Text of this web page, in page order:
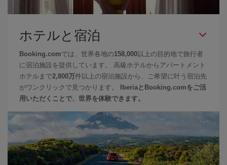
ホテルと宿泊
Booking.comでは、世界各地の158,000 以上の目的地で旅行者
に宿泊施設を提供しています。 高級ホテルからアパートメント
ホテルまで2,800万件以上の宿泊施設から、ご希望に叶う宿泊先
がワンクリックで見つかります。
IberiaとBooking.comをご活
用いただくことで、世界を体験できます。